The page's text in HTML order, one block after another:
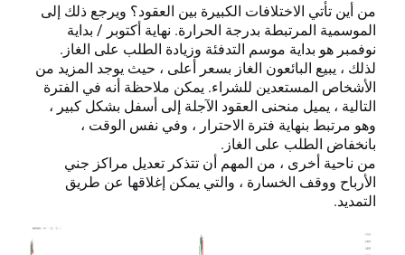
من أين تأتي الاختلافات الكبيرة بين العقود؟ ويرجع ذلك إلى
الموسمية المرتبطة بدرجة الحرارة. نهاية أكتوبر / بداية
نوفمبر هو بداية موسم التدفئة وزيادة الطلب على الغاز.
لذلك ، يبيع البائعون الغاز بسعر أعلى ، حيث يوجد المزيد من
الأشخاص المستعدين للشراء. يمكن ملاحظة أنه في الفترة
التالية ، يميل منحنى العقود الآجلة إلى أسفل بشكل كبير ،
وهو مرتبط بنهاية فترة الاحترار ، وفي نفس الوقت ،
بانخفاض الطلب على الغاز.
من ناحية أخرى ، من المهم أن تتذكر تعديل مراكز جني
الأرباح ووقف الخسارة ، والتي يمكن إغلاقها عن طريق
التمديد.